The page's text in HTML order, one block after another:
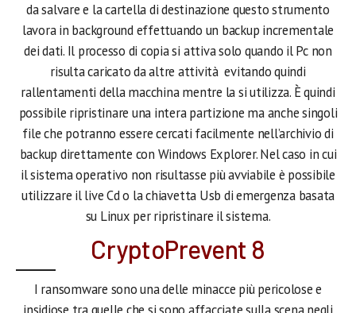
da salvare e la cartella di destinazione questo strumento
lavora in background effettuando un backup incrementale
dei dati. Il processo di copia si attiva solo quando il Pc non
risulta caricato da altre attività evitando quindi
rallentamenti della macchina mentre la si utilizza. È quindi
possibile ripristinare una intera partizione ma anche singoli
file che potranno essere cercati facilmente nell’archivio di
backup direttamente con Windows Explorer. Nel caso in cui
il sistema operativo non risultasse più avviabile è possibile
utilizzare il live Cd o la chiavetta Usb di emergenza basata
su Linux per ripristinare il sistema.
CryptoPrevent 8
I ransomware sono una delle minacce più pericolose e